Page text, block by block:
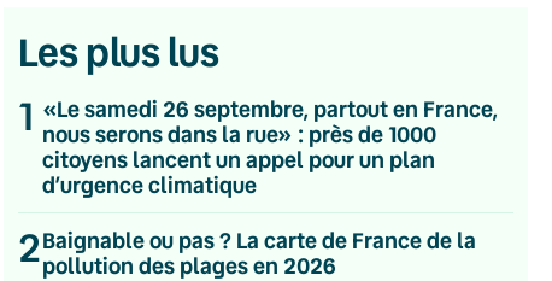
Les plus lus
1 «Le samedi 26 septembre, partout en France,
nous serons dans la rue» : près de 1000
citoyens lancent un appel pour un plan
d’urgence climatique
2Baignable ou pas ? La carte de France de la
pollution des plages en 2026